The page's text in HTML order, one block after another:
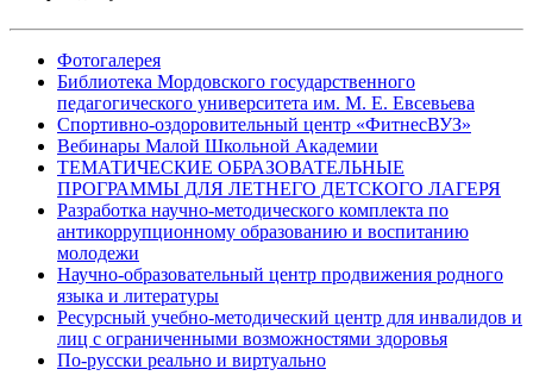
Фотогалерея
Библиотека Мордовского государственного
педагогического университета им. М. Е. Евсевьева
Спортивно-оздоровительный центр «ФитнесВУЗ»
Вебинары Малой Школьной Академии
ТЕМАТИЧЕСКИЕ ОБРАЗОВАТЕЛЬНЫЕ
ПРОГРАММЫ ДЛЯ ЛЕТНЕГО ДЕТСКОГО ЛАГЕРЯ
Разработка научно-методического комплекта по
антикоррупционному образованию и воспитанию
молодежи
Научно-образовательный центр продвижения родного
языка и литературы
Ресурсный учебно-методический центр для инвалидов и
лиц с ограниченными возможностями здоровья
По-русски реально и виртуально